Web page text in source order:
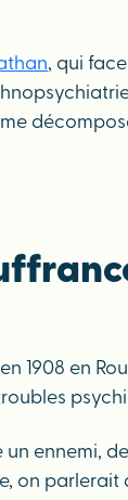
, qui
1908 en
ennemi,
on